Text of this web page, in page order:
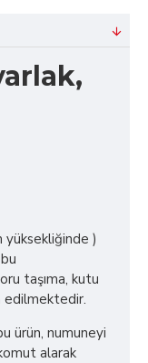
)
taşıma, kutu
edilmektedir.
ürün, numuneyi
alarak